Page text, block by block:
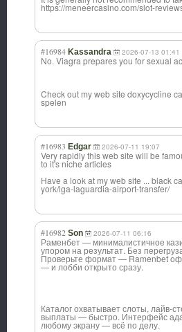
https://meneercasino.com/slot-
#16984 Kassandra 2026-07-13 01:41
No. Viagra prepares you for sexual
Check out my web site doxycycline
spelen
#16983 Edgar 2026-07-11 19:07
Very rapidly this web site will be
to it's niche articles
Have a look at my web site ... black
york/lga-laguardia-airport-transfer/
#16982 Son 2026-07-11 06:16
Раменбет — минималистичное
упором на результат. Без
Проверьте формат — Ramenbet
— и лобби открыто сразу.
Каталог охватывает слоты, лайв-
выплаты — быстро. Интерфейс
любому экрану — всё по делу.